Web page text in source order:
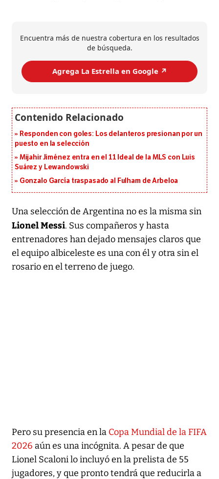
Encuentra más de nuestra cobertura en los resultados
de búsqueda.
Agrega La Estrella en Google ↗️
Responden con goles: Los delanteros presionan por un
puesto en la selección
Mijahir Jiménez entra en el 11 Ideal de la MLS con Luis
Suárez y Lewandowski
Gonzalo García traspasado al Fulham de Arbeloa
Una selección de Argentina no es la misma sin
Lionel Messi. Sus compañeros y hasta
entrenadores han dejado mensajes claros que
el equipo albiceleste es una con él y otra sin el
rosario en el terreno de juego.
Pero su presencia en la Copa Mundial de la FIFA
2026 aún es una incógnita. A pesar de que
Lionel Scaloni lo incluyó en la prelista de 55
jugadores, y que pronto tendrá que reducirla a